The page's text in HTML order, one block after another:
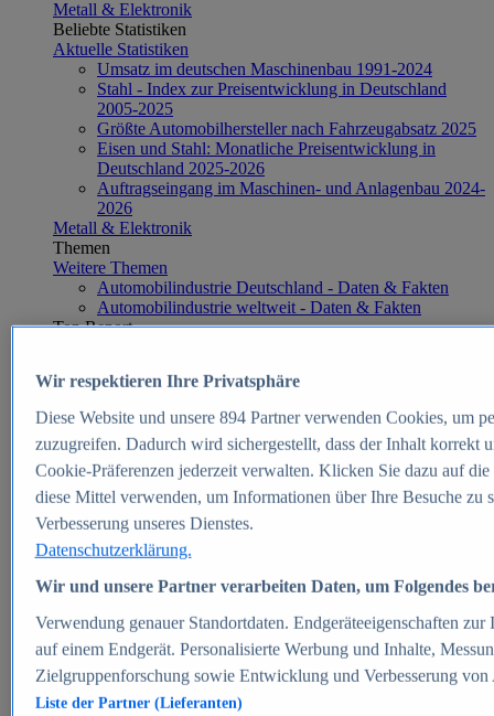
Metall & Elektronik
Beliebte Statistiken
Aktuelle Statistiken
Umsatz im deutschen Maschinenbau 1991-2024
Stahl - Index zur Preisentwicklung in Deutschland
2005-2025
Größte Automobilhersteller nach Fahrzeugabsatz 2025
Eisen und Stahl: Monatliche Preisentwicklung in
Deutschland 2025-2026
Auftragseingang im Maschinen- und Anlagenbau 2024-
2026
Metall & Elektronik
Themen
Weitere Themen
Automobilindustrie Deutschland - Daten & Fakten
Automobilindustrie weltweit - Daten & Fakten
Top Report
Zum Report
E-commerce
Beliebte Statistiken
Aktuelle Statistiken
E-Commerce - Entwicklung des Umsatzes in
Deutschland 1999-2025
Umsatz von Amazon in Deutschland und weltweit
2010-2025
B2C-E-Commerce: Top-50 Online Shops in
Deutschland 2024
Marktanteile von Online-Zahlungsverfahren in
Deutschland 2024
Umsatzstarke Warengruppen im Online-Handel in
Deutschland 2023-2025
Wir respektieren Ihre Privatsphäre
Diese Website und unsere 894Partner verwenden Cookies, um
zuzugreifen. Dadurch wird sichergestellt, dass der Inhalt korrekt
Cookie-Präferenzen jederzeit verwalten. Klicken Sie dazu auf
diese Mittel verwenden, um Informationen über Ihre Besuche
Verbesserung unseres Dienstes.
Datenschutzerklärung.
Wir und unsere Partner verarbeiten Daten, um Folgendes
Verwendung genauer Standortdaten. Endgeräteeigenschaften
auf einem Endgerät. Personalisierte Werbung und Inhalte,
Zielgruppenforschung sowie Entwicklung und Verbesserung von
Liste der Partner (Lieferanten)